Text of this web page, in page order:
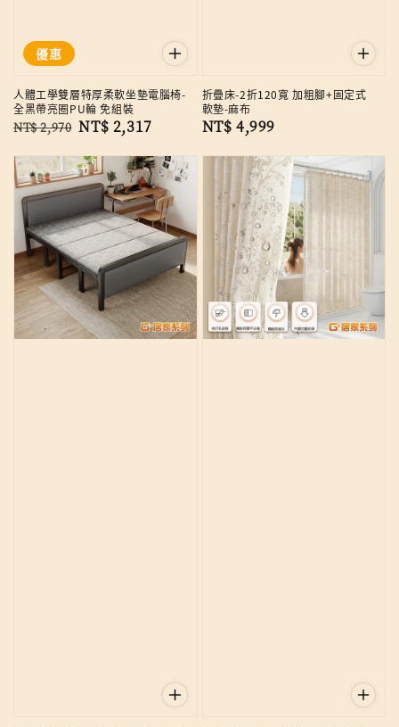
優惠
人體工學雙層特厚柔軟坐墊電腦椅-
全黑帶亮圈PU輪 免組裝
Regular
NT$ 2,970 Sale
NT$ 2,317
折疊床-2折120寬 加粗腳+固定式
軟墊-麻布
Regular
NT$ 4,999